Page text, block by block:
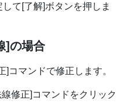
て[了解]ボタンを押しま
]の場合
]コマンドで修正します。
修正]コマンドをクリック